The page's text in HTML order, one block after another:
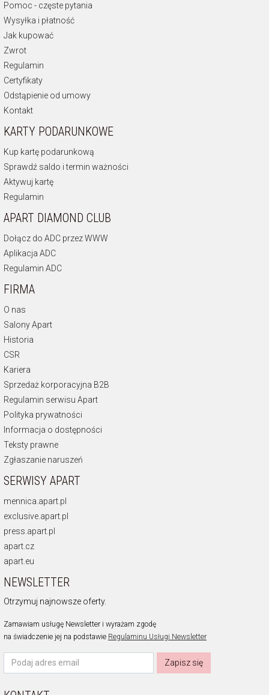
Pomoc - częste pytania
Wysyłka i płatność
Jak kupować
Zwrot
Regulamin
Certyfikaty
Odstąpienie od umowy
Kontakt
KARTY PODARUNKOWE
Kup kartę podarunkową
Sprawdź saldo i termin ważności
Aktywuj kartę
Regulamin
APART DIAMOND CLUB
Dołącz do ADC przez WWW
Aplikacja ADC
Regulamin ADC
FIRMA
O nas
Salony Apart
Historia
CSR
Kariera
Sprzedaż korporacyjna B2B
Regulamin serwisu Apart
Polityka prywatności
Informacja o dostępności
Teksty prawne
Zgłaszanie naruszeń
SERWISY APART
mennica.apart.pl
exclusive.apart.pl
press.apart.pl
apart.cz
apart.eu
NEWSLETTER
Otrzymuj najnowsze oferty.
Zamawiam usługę Newsletter i wyrażam zgodę
na świadczenie jej na podstawie Regulaminu Usługi Newsletter
Zapisz się